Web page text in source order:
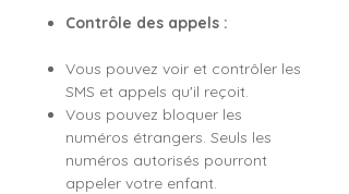
Contrôle des appels :
Vous pouvez voir et contrôler les
SMS et appels qu'il reçoit.
Vous pouvez bloquer les
numéros étrangers. Seuls les
numéros autorisés pourront
appeler votre enfant.